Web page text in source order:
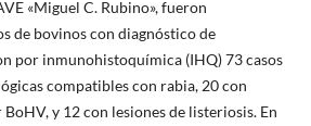
«Miguel C. Rubino», fueron
de bovinos con diagnóstico de
por inmunohistoquímica (IHQ) 73 casos
compatibles con rabia, 20 con
y 12 con lesiones de listeriosis. En